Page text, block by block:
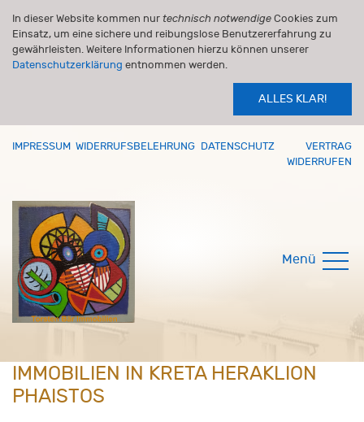
In dieser Website kommen nur technisch notwendige Cookies zum
Einsatz, um eine sichere und reibungslose Benutzererfahrung zu
gewährleisten. Weitere Informationen hierzu können unserer
Datenschutzerklärung entnommen werden.
ALLES KLAR!
IMPRESSUM WIDERRUFSBELEHRUNG DATENSCHUTZ
VERTRAG
WIDERRUFEN
Menü
IMMOBILIEN IN KRETA HERAKLION
PHAISTOS